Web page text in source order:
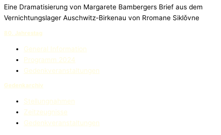
Eine Dramatisierung von Margarete Bambergers Brief aus dem
Vernichtungslager Auschwitz-Birkenau von Rromane Siklǒvne
80. Jahrestag
General Information
Programm 2024
Gedenkveranstaltungen
Gedenkarchiv
Stellungnahmen
Zeitzeugnisse
Gedenkveranstaltungen